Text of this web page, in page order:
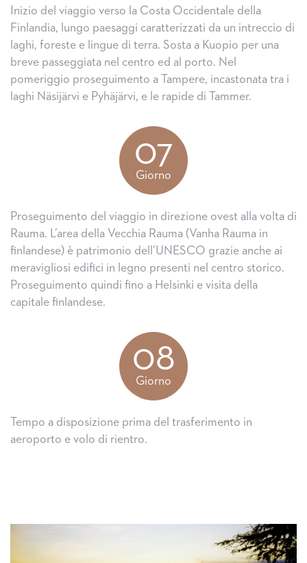
Inizio del viaggio verso la Costa Occidentale della
Finlandia, lungo paesaggi caratterizzati da un intreccio di
laghi, foreste e lingue di terra. Sosta a Kuopio per una
breve passeggiata nel centro ed al porto. Nel
pomeriggio proseguimento a Tampere, incastonata tra i
laghi Näsijärvi e Pyhäjärvi, e le rapide di Tammer.
07
Giorno
Proseguimento del viaggio in direzione ovest alla volta di
Rauma. L’area della Vecchia Rauma (Vanha Rauma in
finlandese) è patrimonio dell’UNESCO grazie anche ai
meravigliosi edifici in legno presenti nel centro storico.
Proseguimento quindi fino a Helsinki e visita della
capitale finlandese.
08
Giorno
Tempo a disposizione prima del trasferimento in
aeroporto e volo di rientro.